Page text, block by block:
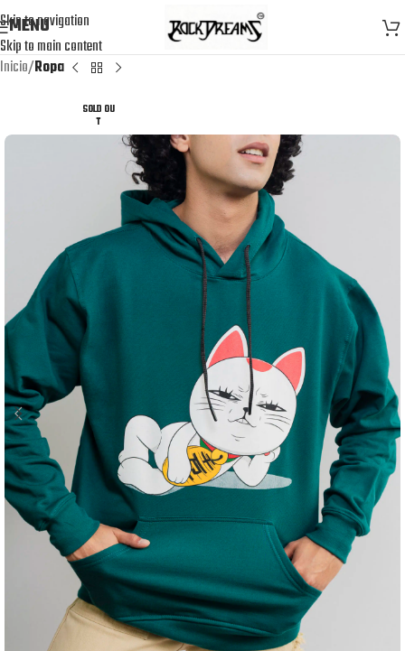
Skip to navigation
Skip to main content
MENU
Inicio Ropa
SOLD OU
T